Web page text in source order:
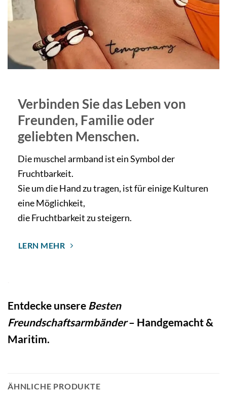
Verbinden Sie das Leben von
Freunden, Familie oder
geliebten Menschen.
Die muschel armband ist ein Symbol der
Fruchtbarkeit.
Sie um die Hand zu tragen, ist für einige Kulturen
eine Möglichkeit,
die Fruchtbarkeit zu steigern.
LERN MEHR
Entdecke unsere Besten
Freundschaftsarmbänder – Handgemacht &
Maritim.
ÄHNLICHE PRODUKTE